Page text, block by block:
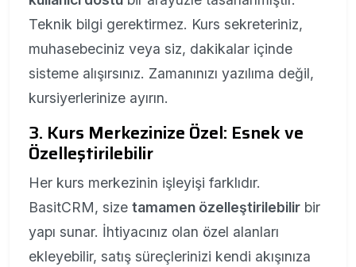
Teknik bilgi gerektirmez. Kurs sekreteriniz,
muhasebeciniz veya siz, dakikalar içinde
sisteme alışırsınız. Zamanınızı yazılıma değil,
kursiyerlerinize ayırın.
3. Kurs Merkezinize Özel: Esnek ve
Özelleştirilebilir
Her kurs merkezinin işleyişi farklıdır.
BasitCRM, size tamamen özelleştirilebilir bir
yapı sunar. İhtiyacınız olan özel alanları
ekleyebilir, satış süreçlerinizi kendi akışınıza